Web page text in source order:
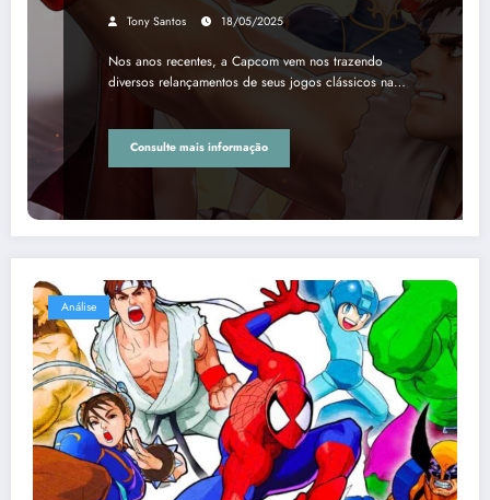
Tony Santos 18/05/2025
Nos anos recentes, a Capcom vem nos trazendo
diversos relançamentos de seus jogos clássicos na…
Consulte mais informação
Análise